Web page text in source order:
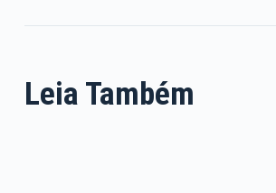
Leia Também